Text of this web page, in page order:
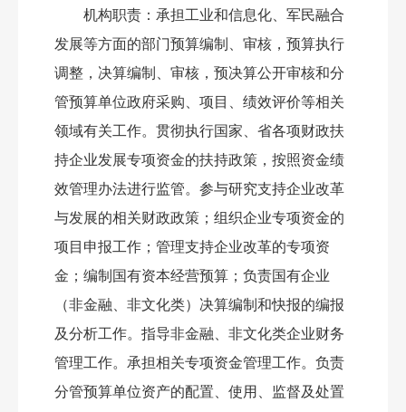
机构职责： 承担工业和信息化、军民融合
发展等方面的部门预算编制、审核，预算执行
调整，决算编制、审核，预决算公开审核和分
管预算单位政府采购、项目、绩效评价等相关
领域有关工作。贯彻执行国家、省各项财政扶
持企业发展专项资金的扶持政策，按照资金绩
效管理办法进行监管。参与研究支持企业改革
与发展的相关财政政策；组织企业专项资金的
项目申报工作；管理支持企业改革的专项资
金；编制国有资本经营预算；负责国有企业
（非金融、非文化类）决算编制和快报的编报
及分析工作。指导非金融、非文化类企业财务
管理工作。承担相关专项资金管理工作。负责
分管预算单位资产的配置、使用、监督及处置